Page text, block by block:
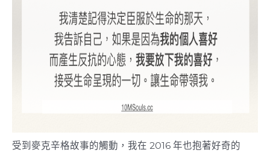
受到麥克辛格故事的觸動，我在 2016 年也抱著好奇的